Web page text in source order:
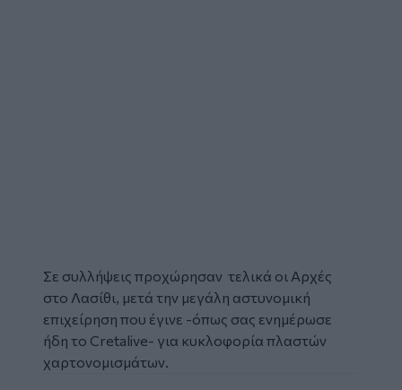
Σε συλλήψεις προχώρησαν τελικά οι Αρχές
στο Λασίθι, μετά την μεγάλη αστυνομική
επιχείρηση που έγινε -όπως σας ενημέρωσε
ήδη το Cretalive- για κυκλοφορία πλαστών
χαρτονομισμάτων.